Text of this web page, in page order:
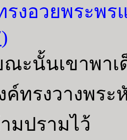
รงอวยพระพ
)
ะนั้นเขาพาเ
ค์ทรงวางพ
มปรามไว้